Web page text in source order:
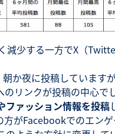
減少する一方でX（
朝か夜に投稿しています
リンクが投稿の中心で
ファッション情報を投稿
方がFacebookでのエン